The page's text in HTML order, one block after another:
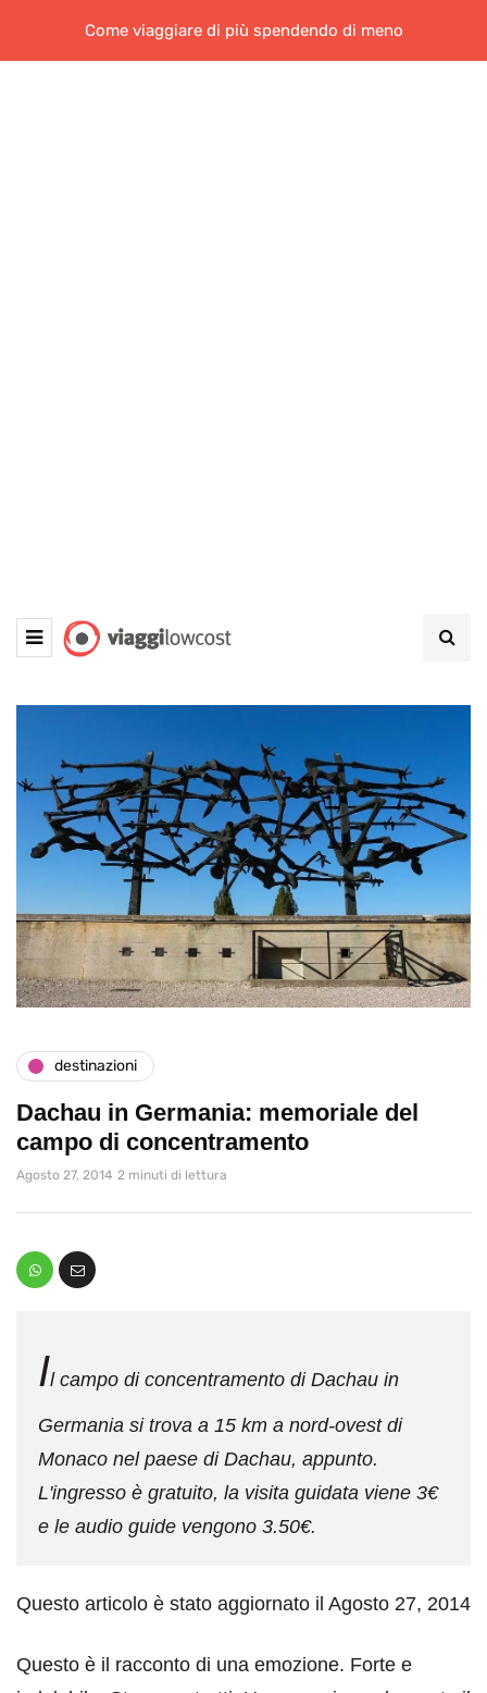
Come viaggiare di più spendendo di meno
destinazioni
Dachau in Germania: memoriale del
campo di concentramento
Agosto 27, 2014 2 minuti di lettura
Il campo di concentramento di Dachau in
Germania si trova a 15 km a nord-ovest di
Monaco nel paese di Dachau, appunto.
L'ingresso è gratuito, la visita guidata viene 3€
e le audio guide vengono 3.50€.
Questo articolo è stato aggiornato il Agosto 27, 2014
Questo è il racconto di una emozione. Forte e